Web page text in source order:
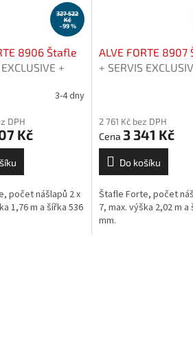
327 522
Kč
–99 %
8906 Štafle
+
3-4 dny
DPH
Kč
počet nášlapů 2 x
1,76 m a šířka 536
ALVE FORTE 8907
+ SERVIS
Prodloužená
2 761 Kč bez DPH
3 341 Kč
Do košíku
Štafle Forte, počet
7, max. výška 2,02 m a
mm.